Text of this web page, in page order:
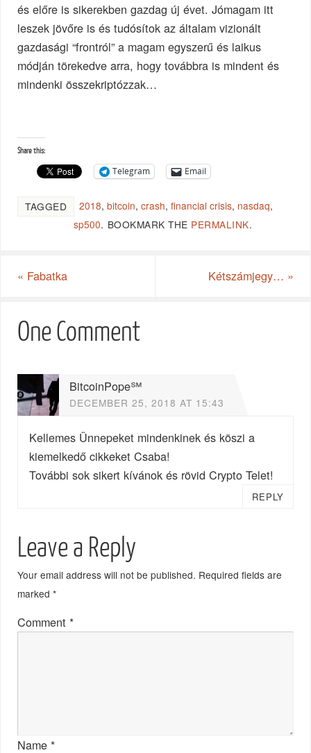
és előre is sikerekben gazdag új évet. Jómagam itt
leszek jövőre is és tudósítok az általam vizionált
gazdasági “frontról” a magam egyszerű és laikus
módján törekedve arra, hogy továbbra is mindent és
mindenki összekriptózzak…
Share this:
Telegram Email
TAGGED 2018,bitcoin,crash,financial crisis, nasdaq,
sp500. BOOKMARK THE PERMALINK.
« Fabatka Kétszámjegy… »
One Comment
BitcoinPope℠
DECEMBER 25, 2018 AT 15:43
Kellemes Ünnepeket mindenkinek és köszi a
kiemelkedő cikkeket Csaba!
További sok sikert kívánok és rövid Crypto Telet!
REPLY
Leave a Reply
Your email address will not be published. Required fields are
marked*
Comment*
Name*